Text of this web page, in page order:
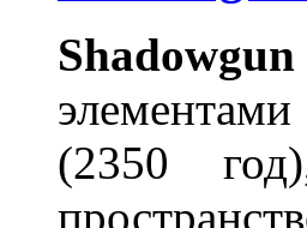
Shadowgun
(2350